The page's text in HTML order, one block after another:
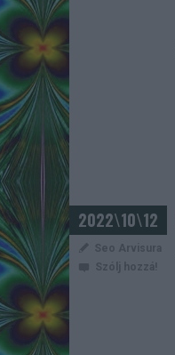
2022\10\12
Seo Arvisura
Szólj hozzá!